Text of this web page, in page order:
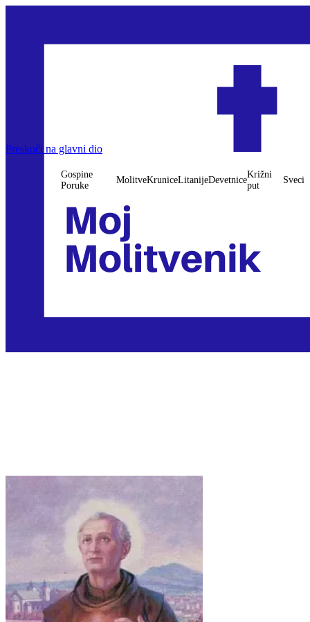
Preskoči na glavni dio
Gospine
Poruke
MolitveKruniceLitanijeDevetnice
Križni
put
Sveci